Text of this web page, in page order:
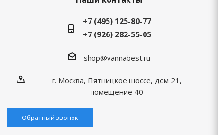
+7 (495) 125-80-77
+7 (926) 282-55-05
shop@vannabest.ru
г. Москва, Пятницкое шоссе, дом 21,
помещение 40
Обратный звонок